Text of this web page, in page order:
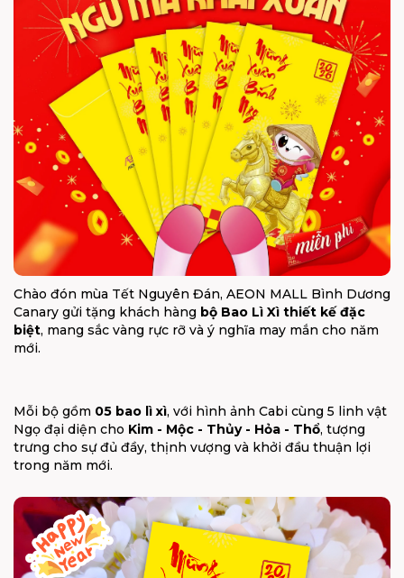
Chào đón mùa Tết Nguyên Đán, AEON MALL Bình Dương
Canary gửi tặng khách hàng bộ Bao Lì Xì thiết kế đặc
biệt, mang sắc vàng rực rỡ và ý nghĩa may mắn cho năm
mới.
Mỗi bộ gồm 05 bao lì xì, với hình ảnh Cabi cùng 5 linh vật
Ngọ đại diện cho Kim - Mộc - Thủy - Hỏa - Thổ, tượng
trưng cho sự đủ đầy, thịnh vượng và khởi đầu thuận lợi
trong năm mới.